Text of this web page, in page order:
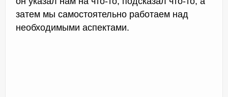
затем мы самостоятельно работаем над
необходимыми аспектами.